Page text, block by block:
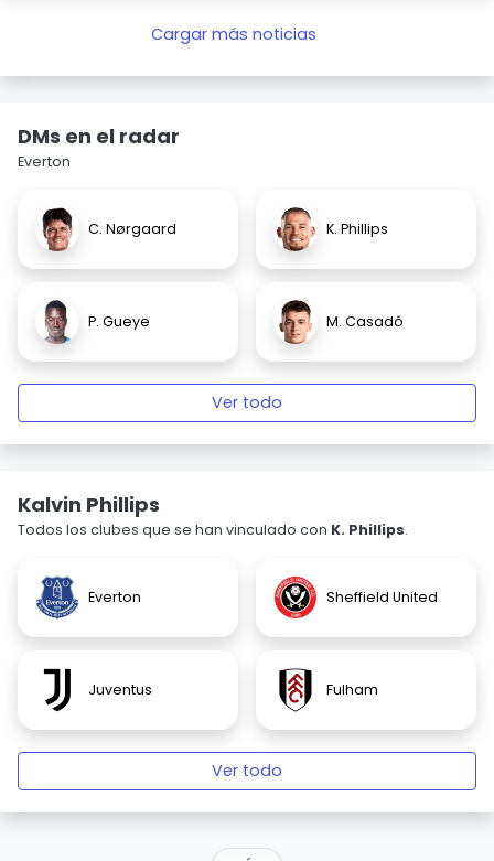
Cargar más noticias
DMs en el radar
Everton
C. Nørgaard K. Phillips
P. Gueye M. Casadó
Ver todo
Kalvin Phillips
Todos los clubes que se han vinculado con K. Phillips.
Everton Sheffield United
Juventus Fulham
Ver todo